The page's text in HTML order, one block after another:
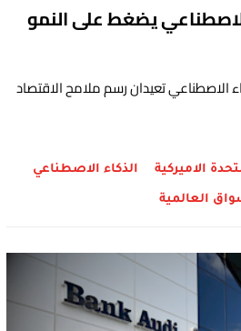
يضغط على النمو
الاصطناعي تعيدان رسم ملامح الاقتصاد
الاميركية الذكاء الاصطناعي
العالمية